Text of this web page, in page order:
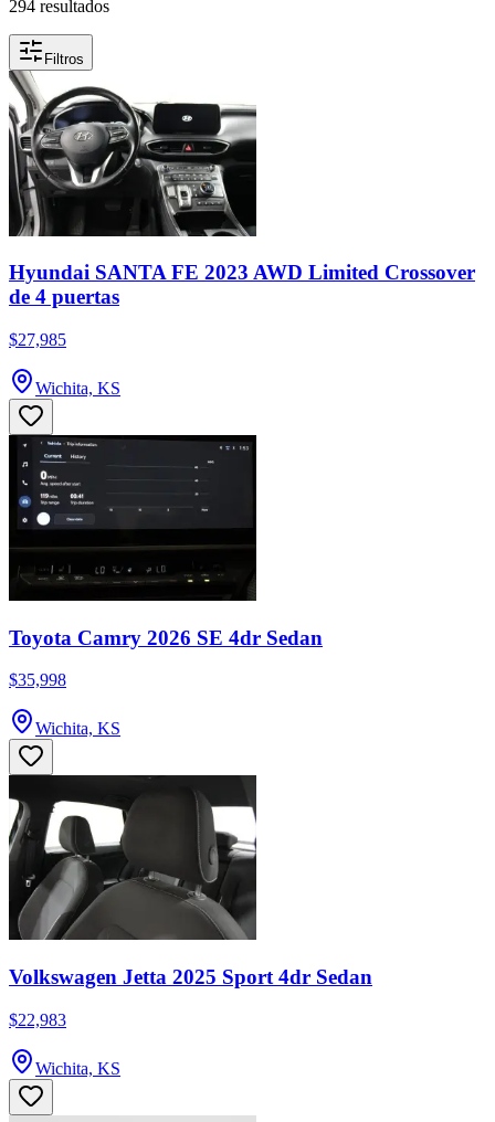
294 resultados
Filtros
Hyundai SANTA FE 2023 AWD Limited Crossover
de 4 puertas
$27,985
Wichita, KS
Toyota Camry 2026 SE 4dr Sedan
$35,998
Wichita, KS
Volkswagen Jetta 2025 Sport 4dr Sedan
$22,983
Wichita, KS